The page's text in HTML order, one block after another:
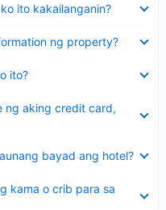
ito kakailanganin?
ng property?
ito?
ng aking credit card,
bayad ang hotel?
kama o crib para sa